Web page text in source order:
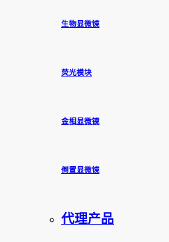
生物显微镜
荧光模块
金相显微镜
倒置显微镜
代理产品